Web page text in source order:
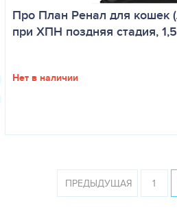
Про План Ренал для кошек
при ХПН поздняя стадия,
Нет в наличии
ПРЕДЫДУЩАЯ 1